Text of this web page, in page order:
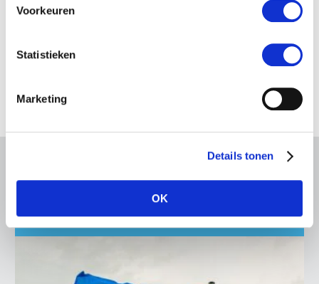
Voorkeuren
Statistieken
Marketing
Details tonen
OK
Gerelateerd nieuws